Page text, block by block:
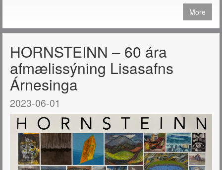
More
HORNSTEINN – 60 ára
afmælissýning Lisasafns
Árnesinga
2023-06-01